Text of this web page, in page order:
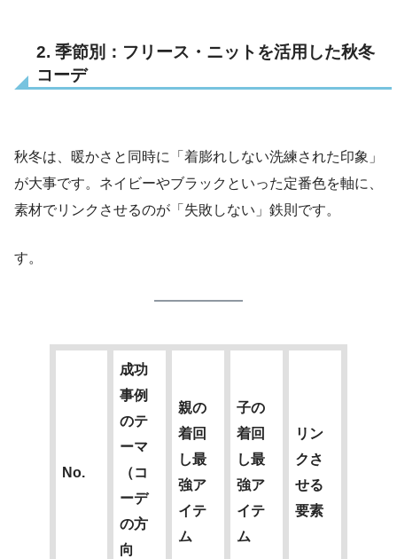
2. 季節別：フリース・ニットを活用した秋冬
コーデ
秋冬は、暖かさと同時に「着膨れしない洗練された印象」
が大事です。ネイビーやブラックといった定番色を軸に、
素材でリンクさせるのが「失敗しない」鉄則です。
す。
No.
成功
事例
のテ
ーマ
（コ
ーデ
の方
向
親の
着回
し最
強ア
イテ
ム
子の
着回
し最
強ア
イテ
ム
リン
クさ
せる
要素